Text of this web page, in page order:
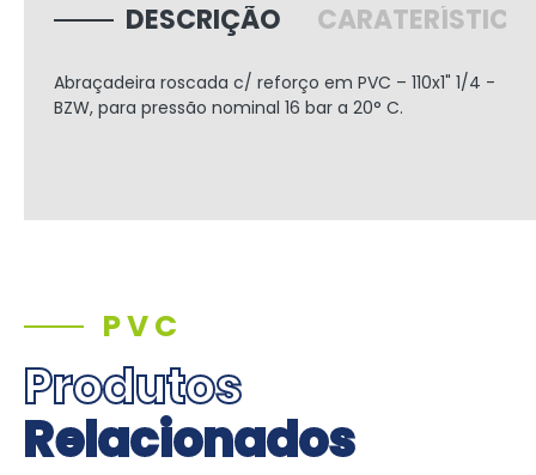
DESCRIÇÃO
Abraçadeira roscada c/ reforço em PVC – 110x1" 1/4 -
BZW, para pressão nominal 16 bar a 20° C.
PVC
Produtos
Relacionados